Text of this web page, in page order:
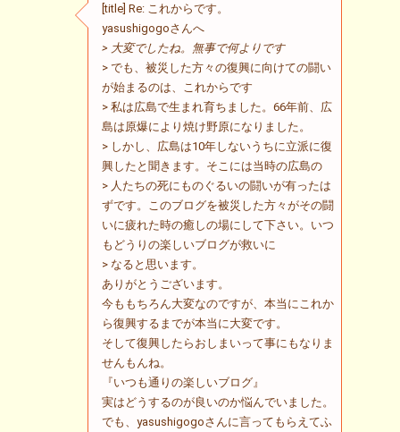
[title] Re: これからです。
yasushigogoさんへ
> 大変でしたね。無事で何よりです
> でも、被災した方々の復興に向けての闘い
が始まるのは、これからです
> 私は広島で生まれ育ちました。66年前、広
島は原爆により焼け野原になりました。
> しかし、広島は10年しないうちに立派に復
興したと聞きます。そこには当時の広島の
> 人たちの死にものぐるいの闘いが有ったは
ずです。このブログを被災した方々がその闘
いに疲れた時の癒しの場にして下さい。いつ
もどうりの楽しいブログが救いに
> なると思います。
ありがとうございます。
今ももちろん大変なのですが、本当にこれか
ら復興するまでが本当に大変です。
そして復興したらおしまいって事にもなりま
せんもんね。
『いつも通りの楽しいブログ』
実はどうするのが良いのか悩んでいました。
でも、yasushigogoさんに言ってもらえてふ